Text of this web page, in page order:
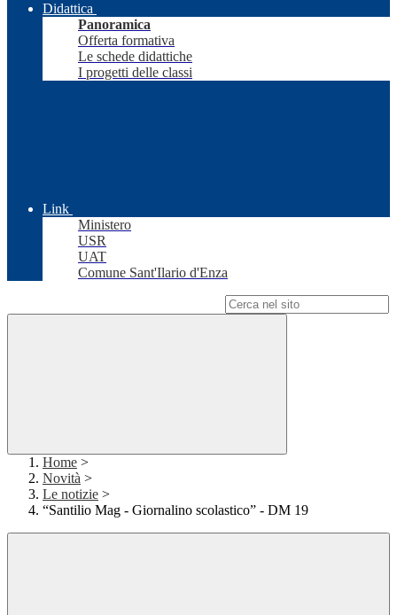
Didattica
Panoramica
Offerta formativa
Le schede didattiche
I progetti delle classi
Link
Ministero
USR
UAT
Comune Sant'Ilario d'Enza
Home >
Novità >
Le notizie >
“Santilio Mag - Giornalino scolastico” - DM 19